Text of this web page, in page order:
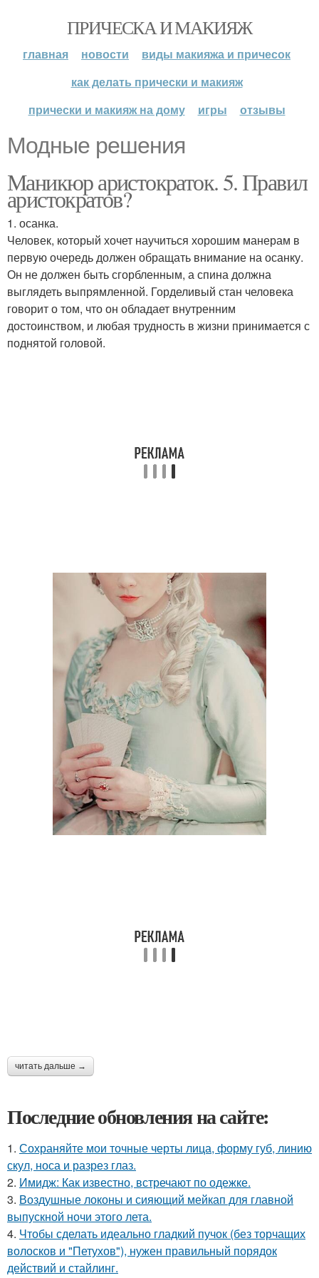
ПРИЧЕСКА И МАКИЯЖ
главная новости
виды макияжа и причесок
как делать прически и макияж
прически и макияж на дому
игры отзывы
Модные решения
Маникюр аристократок. 5. Правил
аристократов?
1. осанка.
Человек, который хочет научиться хорошим манерам в
первую очередь должен обращать внимание на осанку.
Он не должен быть сгорбленным, а спина должна
выглядеть выпрямленной. Горделивый стан человека
говорит о том, что он обладает внутренним
достоинством, и любая трудность в жизни принимается с
поднятой головой.
читать дальше →
Последние обновления на сайте:
1. Сохраняйте мои точные черты лица, форму губ, линию
скул, носа и разрез глаз.
2. Имидж: Как известно, встречают по одежке.
3. Воздушные локоны и сияющий мейкап для главной
выпускной ночи этого лета.
4. Чтобы сделать идеально гладкий пучок (без торчащих
волосков и "Петухов"), нужен правильный порядок
действий и стайлинг.